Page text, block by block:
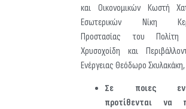
και Οικονομικών Κωστή
Εσωτερικών Νίκη
Προστασίας του Πολίτη
Χρυσοχοίδη και
Ενέργειας Θεόδωρο
Σε ποιες
προτίθενται να